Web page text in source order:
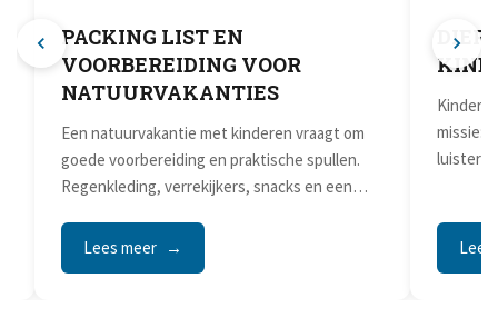
PACKING LIST EN
VOORBEREIDING VOOR
NATUURVAKANTIES
Een natuurvakantie met kinderen vraagt om
goede voorbereiding en praktische spullen.
Regenkleding, verrekijkers, snacks en een
Lees meer
missie:
Lees